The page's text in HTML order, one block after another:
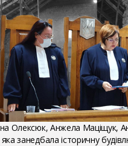
Олексюк, Анжела Маціщук,
занедбала історичну